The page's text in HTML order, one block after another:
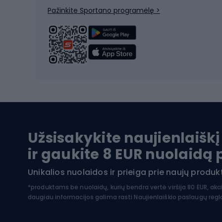
Alpinizmo batai
Turistiniai batai
Vandens sportai
Baidarės
SUP lentos
Hidrokostiumai nardymui
Turistinė apranga
Pažinkite Sportano programėlę >
Užsisakykite naujienlaiškį
ir gaukite 8 EUR
Unikalios nuolaidos ir prieiga prie naujų
*produktams be nuolaidų, kurių bendra vertė viršija 80 EUR,
daugiau informacijos galima rasti Naujienlaiškio paslaugų